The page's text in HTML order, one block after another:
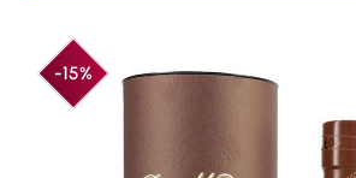
-15%